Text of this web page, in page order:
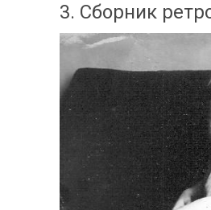
3. Сборник